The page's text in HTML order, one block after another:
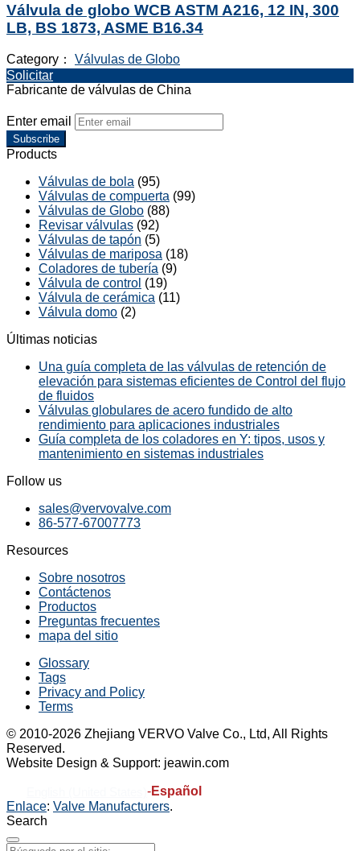
Válvula de globo WCB ASTM A216, 12 IN, 300
LB, BS 1873, ASME B16.34
Category： Válvulas de Globo
Solicitar
Fabricante de válvulas de China
Enter email
Subscribe
Products
Válvulas de bola (95)
Válvulas de compuerta (99)
Válvulas de Globo (88)
Revisar válvulas (92)
Válvulas de tapón (5)
Válvulas de mariposa (18)
Coladores de tubería (9)
Válvula de control (19)
Válvula de cerámica (11)
Válvula domo (2)
Últimas noticias
Una guía completa de las válvulas de retención de
elevación para sistemas eficientes de Control del flujo
de fluidos
Válvulas globulares de acero fundido de alto
rendimiento para aplicaciones industriales
Guía completa de los coladores en Y: tipos, usos y
mantenimiento en sistemas industriales
Follow us
sales@vervovalve.com
86-577-67007773
Resources
Sobre nosotros
Contáctenos
Productos
Preguntas frecuentes
mapa del sitio
Glossary
Tags
Privacy and Policy
Terms
© 2010-2026 Zhejiang VERVO Valve Co., Ltd, All Rights
Reserved.
Website Design & Support: jeawin.com
-Español
Enlace: Valve Manufacturers.
Search